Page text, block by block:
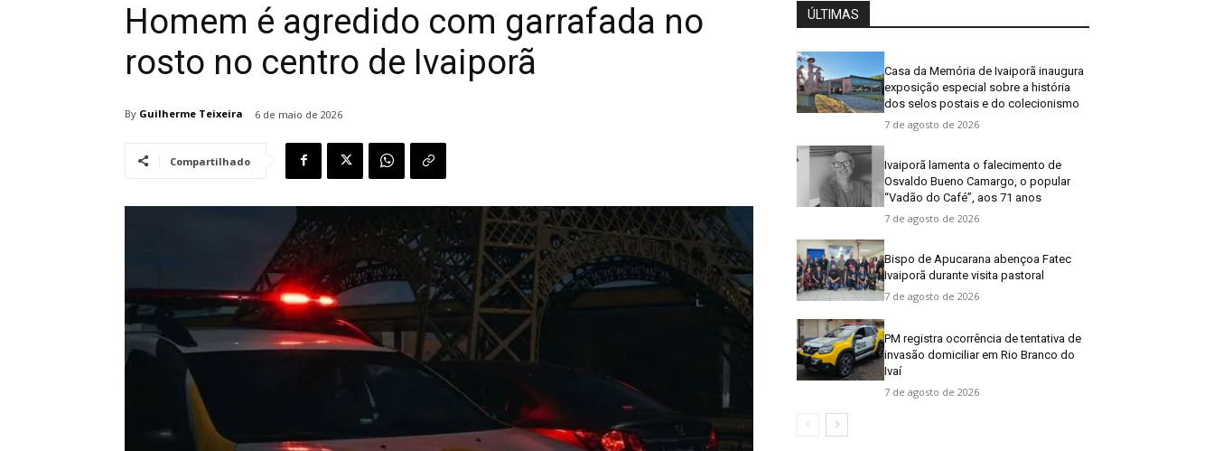
Homem é agredido com garrafada no
rosto no centro de Ivaiporã
By Guilherme Teixeira 6 de maio de 2026
Compartilhado
ÚLTIMAS
Casa da Memória de Ivaiporã inaugura
exposição especial sobre a história
dos selos postais e do colecionismo
7 de agosto de 2026
Ivaiporã lamenta o falecimento de
Osvaldo Bueno Camargo, o popular
“Vadão do Café”, aos 71 anos
7 de agosto de 2026
Bispo de Apucarana abençoa Fatec
Ivaiporã durante visita pastoral
7 de agosto de 2026
PM registra ocorrência de tentativa de
invasão domiciliar em Rio Branco do
Ivaí
7 de agosto de 2026